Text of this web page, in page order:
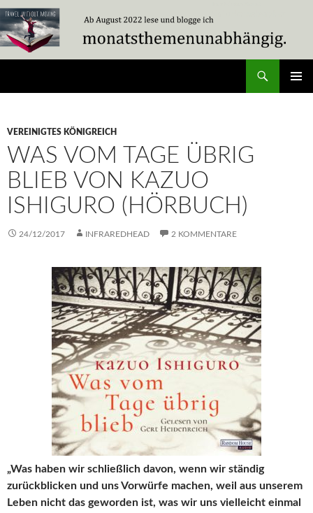
Zum
Inhalt
springen
VEREINIGTES KÖNIGREICH
WAS VOM TAGE ÜBRIG
BLIEB VON KAZUO
ISHIGURO (HÖRBUCH)
24/12/2017 INFRAREDHEAD 2 KOMMENTARE
„Was haben wir schließlich davon, wenn wir ständig
zurückblicken und uns Vorwürfe machen, weil aus unserem
Leben nicht das geworden ist, was wir uns vielleicht einmal